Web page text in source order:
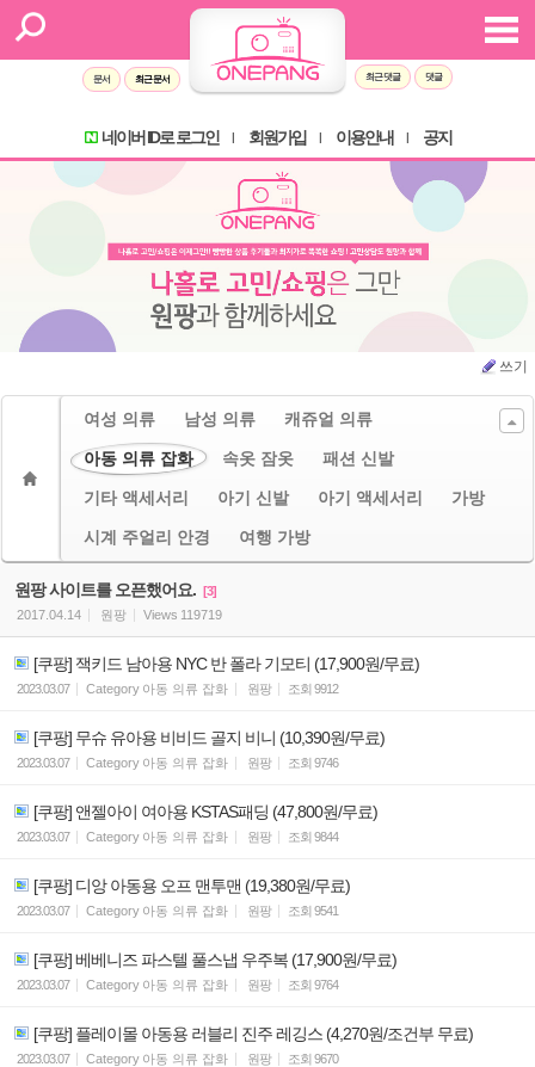
문서 최근 문서 최근 댓글 댓글
네이버 ID로 로그인 회원가입 이용안내 공지
쓰기
여성 의류 남성 의류 캐쥬얼 의류
아동 의류 잡화 속옷 잠옷 패션 신발
기타 액세서리 아기 신발 아기 액세서리 가방
시계 주얼리 안경 여행 가방
원팡 사이트를 오픈했어요. [3]
2017.04.14
원팡 Views 119719
[쿠팡] 잭키드 남아용 NYC 반 폴라 기모티 (17,900원/무료)
2023.03.07 Category 아동 의류 잡화 원팡 조회 9912
[쿠팡] 무슈 유아용 비비드 골지 비니 (10,390원/무료)
2023.03.07 Category 아동 의류 잡화 원팡 조회 9746
[쿠팡] 앤젤아이 여아용 KSTAS패딩 (47,800원/무료)
2023.03.07 Category 아동 의류 잡화 원팡 조회 9844
[쿠팡] 디앙 아동용 오프 맨투맨 (19,380원/무료)
2023.03.07 Category 아동 의류 잡화 원팡 조회 9541
[쿠팡] 베베니즈 파스텔 풀스냅 우주복 (17,900원/무료)
2023.03.07 Category 아동 의류 잡화 원팡 조회 9764
[쿠팡] 플레이몰 아동용 러블리 진주 레깅스 (4,270원/조건부 무료)
2023.03.07 Category 아동 의류 잡화 원팡 조회 9670